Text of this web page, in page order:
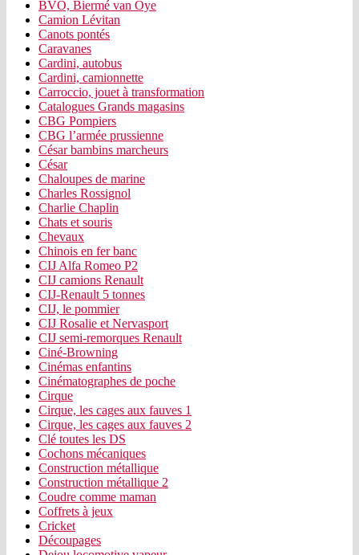
BVO, Biermé van Oye
Camion Lévitan
Canots pontés
Caravanes
Cardini, autobus
Cardini, camionnette
Carroccio, jouet à transformation
Catalogues Grands magasins
CBG Pompiers
CBG l’armée prussienne
César bambins marcheurs
César
Chaloupes de marine
Charles Rossignol
Charlie Chaplin
Chats et souris
Chevaux
Chinois en fer banc
CIJ Alfa Romeo P2
CIJ camions Renault
CIJ-Renault 5 tonnes
CIJ, le pommier
CIJ Rosalie et Nervasport
CIJ semi-remorques Renault
Ciné-Browning
Cinémas enfantins
Cinématographes de poche
Cirque
Cirque, les cages aux fauves 1
Cirque, les cages aux fauves 2
Clé toutes les DS
Cochons mécaniques
Construction métallique
Construction métallique 2
Coudre comme maman
Coffrets à jeux
Cricket
Découpages